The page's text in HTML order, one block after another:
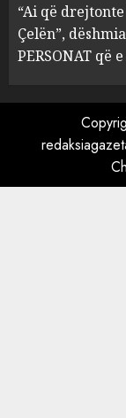
“Ai që
Çelën”,
PERSONAT që